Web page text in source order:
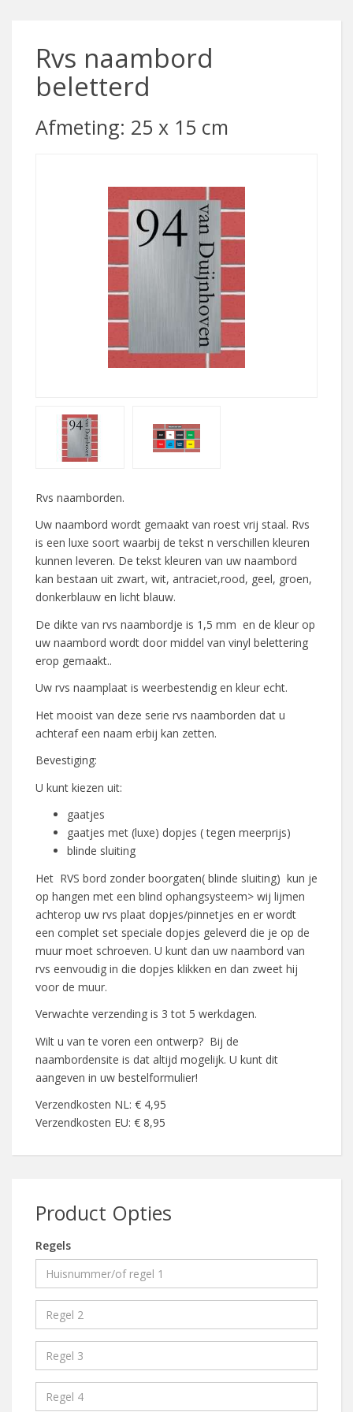
Rvs naambord
beletterd
Afmeting: 25 x 15 cm
Rvs naamborden.
Uw naambord wordt gemaakt van roest vrij staal. Rvs
is een luxe soort waarbij de tekst n verschillen kleuren
kunnen leveren. De tekst kleuren van uw naambord
kan bestaan uit zwart, wit, antraciet,rood, geel, groen,
donkerblauw en licht blauw.
De dikte van rvs naambordje is 1,5 mm en de kleur op
uw naambord wordt door middel van vinyl belettering
erop gemaakt..
Uw rvs naamplaat is weerbestendig en kleur echt.
Het mooist van deze serie rvs naamborden dat u
achteraf een naam erbij kan zetten.
Bevestiging:
U kunt kiezen uit:
gaatjes
gaatjes met (luxe) dopjes ( tegen meerprijs)
blinde sluiting
Het RVS bord zonder boorgaten( blinde sluiting) kun je
op hangen met een blind ophangsysteem> wij lijmen
achterop uw rvs plaat dopjes/pinnetjes en er wordt
een complet set speciale dopjes geleverd die je op de
muur moet schroeven. U kunt dan uw naambord van
rvs eenvoudig in die dopjes klikken en dan zweet hij
voor de muur.
Verwachte verzending is 3 tot 5 werkdagen.
Wilt u van te voren een ontwerp? Bij de
naambordensite is dat altijd mogelijk. U kunt dit
aangeven in uw bestelformulier!
Verzendkosten NL: € 4,95
Verzendkosten EU: € 8,95
Product Opties
Regels